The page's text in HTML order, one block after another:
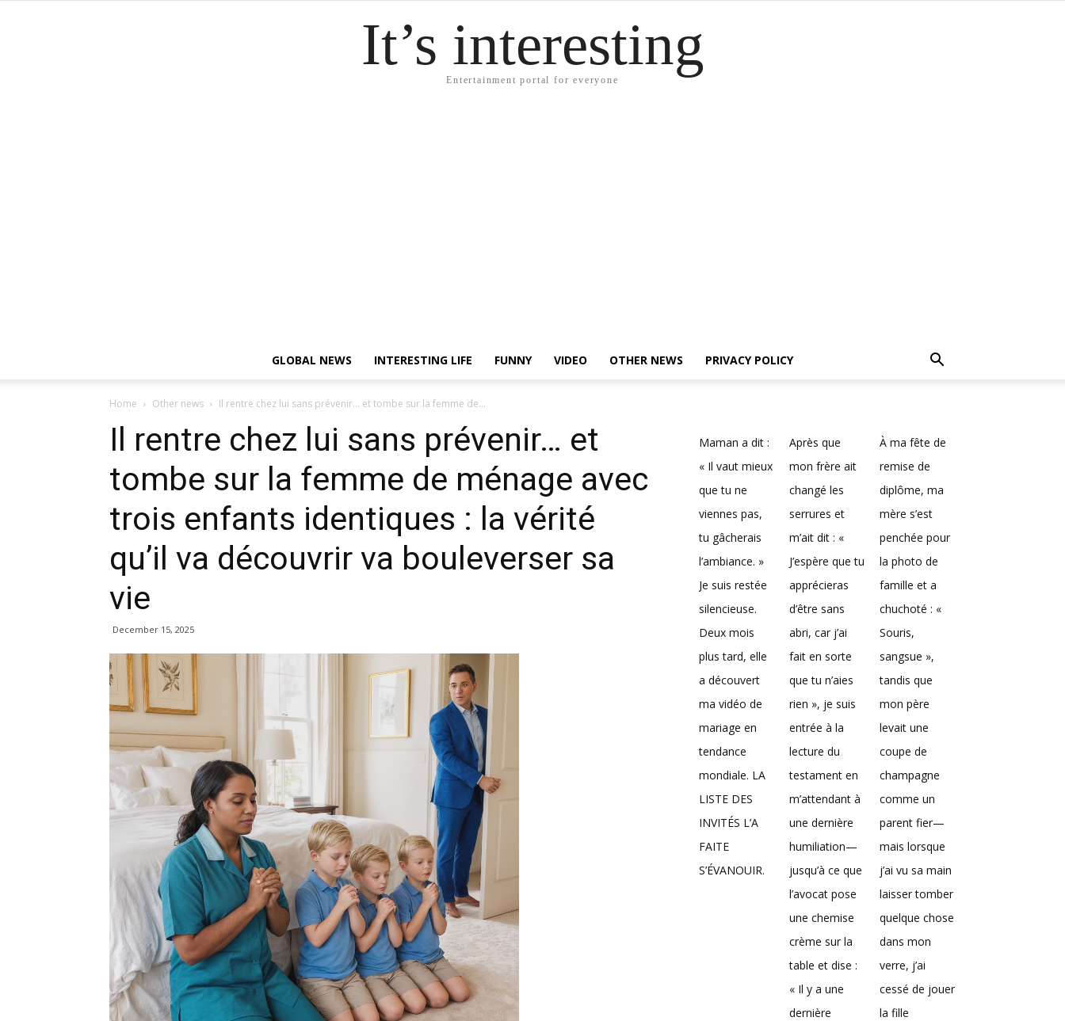
It’s interesting
Entertainment portal for everyone
GLOBAL NEWS INTERESTING LIFE FUNNY VIDEO OTHER NEWS PRIVACY POLICY
Home Other news Il rentre chez lui sans prévenir… et tombe sur la femme de...
Il rentre chez lui sans prévenir… et
tombe sur la femme de ménage avec
trois enfants identiques : la vérité
qu’il va découvrir va bouleverser sa
vie
December 15, 2025
Maman a dit :
« Il vaut mieux
que tu ne
viennes pas,
tu gâcherais
l’ambiance. »
Je suis restée
silencieuse.
Deux mois
plus tard, elle
a découvert
ma vidéo de
mariage en
tendance
mondiale. LA
LISTE DES
INVITÉS L’A
FAITE
S’ÉVANOUIR.
Après que
mon frère ait
changé les
serrures et
m’ait dit : «
J’espère que tu
apprécieras
d’être sans
abri, car j’ai
fait en sorte
que tu n’aies
rien », je suis
entrée à la
lecture du
testament en
m’attendant à
une dernière
humiliation—
jusqu’à ce que
l’avocat pose
une chemise
crème sur la
table et dise :
« Il y a une
dernière
À ma fête de
remise de
diplôme, ma
mère s’est
penchée pour
la photo de
famille et a
chuchoté : «
Souris,
sangsue »,
tandis que
mon père
levait une
coupe de
champagne
comme un
parent fier—
mais lorsque
j’ai vu sa main
laisser tomber
quelque chose
dans mon
verre, j’ai
cessé de jouer
la fille